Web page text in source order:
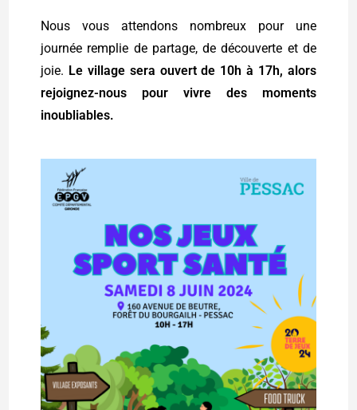
Nous vous attendons nombreux pour une
journée remplie de partage, de découverte et de
joie. Le village sera ouvert de 10h à 17h, alors
rejoignez-nous pour vivre des moments
inoubliables.